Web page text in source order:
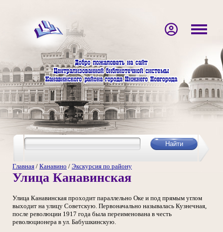
Главная / Канавино / Экскурсия по району
Улица Канавинская
Улица Канавинская проходит параллельно Оке и под прямым углом
выходит на улицу Советскую. Первоначально называлась Кузнечная,
после революции 1917 года была переименована в честь
революционера в ул. Бабушкинскую.